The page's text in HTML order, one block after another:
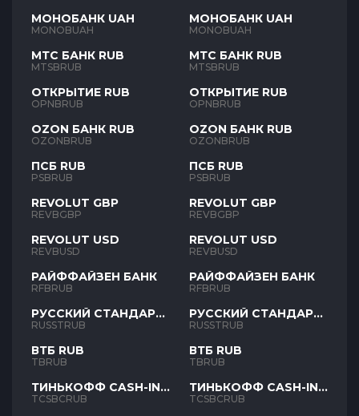
МОНОБАНК UAH
MONOBUAH
МТС БАНК RUB
MTSBRUB
ОТКРЫТИЕ RUB
OPNBRUB
OZON БАНК RUB
OZONBRUB
ПСБ RUB
PSBRUB
REVOLUT GBP
REVBGBP
REVOLUT USD
REVBUSD
РАЙФФАЙЗЕН БАНК
RFBRUB
РУССКИЙ СТАНДАРТ
RUB
RUSSTRUB
ВТБ RUB
TBRUB
ТИНЬКОФФ CASH-IN
RUB
TCSBCRUB
МОНОБАНК UAH
MONOBUAH
МТС БАНК RUB
MTSBRUB
ОТКРЫТИЕ RUB
OPNBRUB
OZON БАНК RUB
OZONBRUB
ПСБ RUB
PSBRUB
REVOLUT GBP
REVBGBP
REVOLUT USD
REVBUSD
РАЙФФАЙЗЕН БАНК
RFBRUB
РУССКИЙ СТАНДАРТ
RUB
RUSSTRUB
ВТБ RUB
TBRUB
ТИНЬКОФФ CASH-IN
RUB
TCSBCRUB